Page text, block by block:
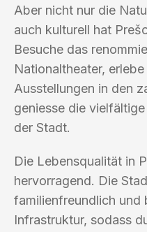
Aber nicht nur die
auch kulturell hat
Besuche das
Nationaltheater,
Ausstellungen in den
geniesse die
der Stadt.
Die Lebensqualität in
hervorragend. Die
familienfreundlich und
Infrastruktur, sodass